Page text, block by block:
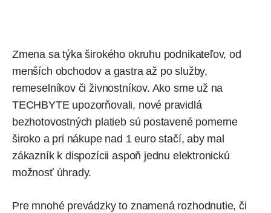
Zmena sa týka širokého okruhu podnikateľov, od
menších obchodov a gastra až po služby,
remeselníkov či živnostníkov. Ako sme už na
TECHBYTE upozorňovali, nové pravidlá
bezhotovostných platieb sú postavené pomerne
široko a pri nákupe nad 1 euro stačí, aby mal
zákazník k dispozícii aspoň jednu elektronickú
možnosť úhrady.
Pre mnohé prevádzky to znamená rozhodnutie, či